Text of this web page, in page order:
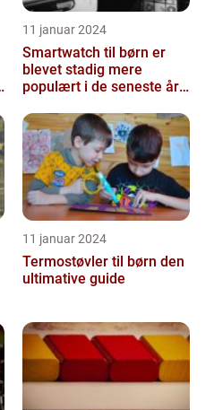
11 januar 2024
Smartwatch til børn er
blevet stadig mere
populært i de seneste år,
mulighed f...
11 januar 2024
Termostøvler til børn den
ultimative guide